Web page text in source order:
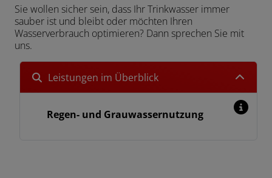
Sie wollen sicher sein, dass Ihr Trinkwasser immer
sauber ist und bleibt oder möchten Ihren
Wasserverbrauch optimieren? Dann sprechen Sie mit
uns.
Leistungen im Überblick
Regen- und Grauwassernutzung